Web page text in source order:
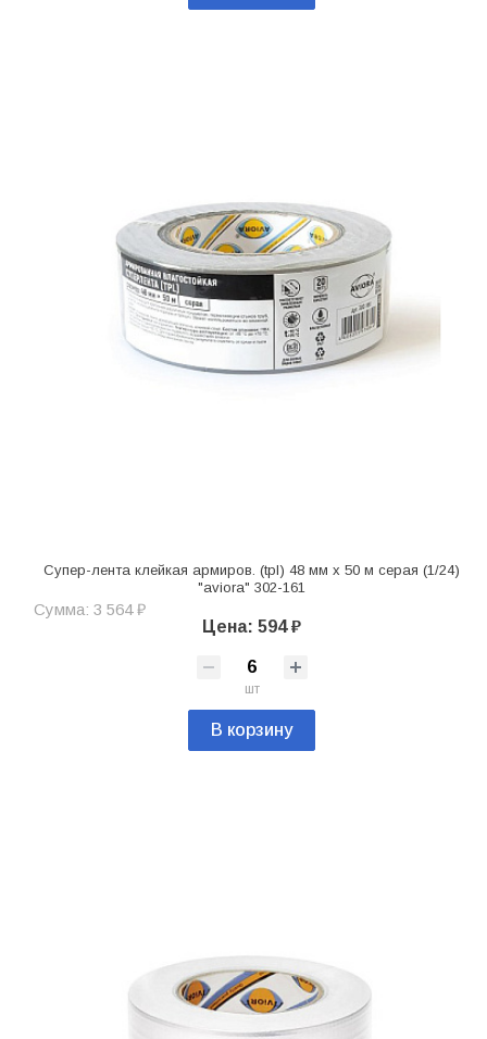
Супер-лента клейкая армиров. (tpl) 48 мм x 50 м серая (1/24)
"aviora" 302-161
Сумма: 3 564 ₽
Цена: 594 ₽
шт
В корзину